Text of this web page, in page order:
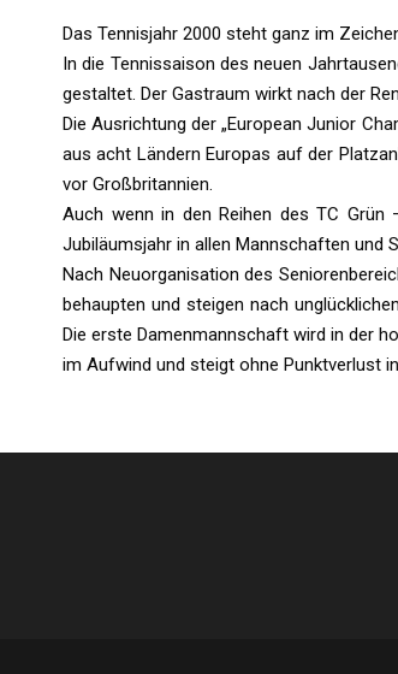
Das Tennisjahr 2000 steht ganz im
In die Tennissaison des neuen
gestaltet. Der Gastraum wirkt nach der
Die Ausrichtung der „European Junior
aus acht Ländern Europas auf der
vor Großbritannien.
Auch wenn in den Reihen des TC
Jubiläumsjahr in allen Mannschaften und
Nach Neuorganisation des
behaupten und steigen nach
Die erste Damenmannschaft wird in der
im Aufwind und steigt ohne Punktverlust